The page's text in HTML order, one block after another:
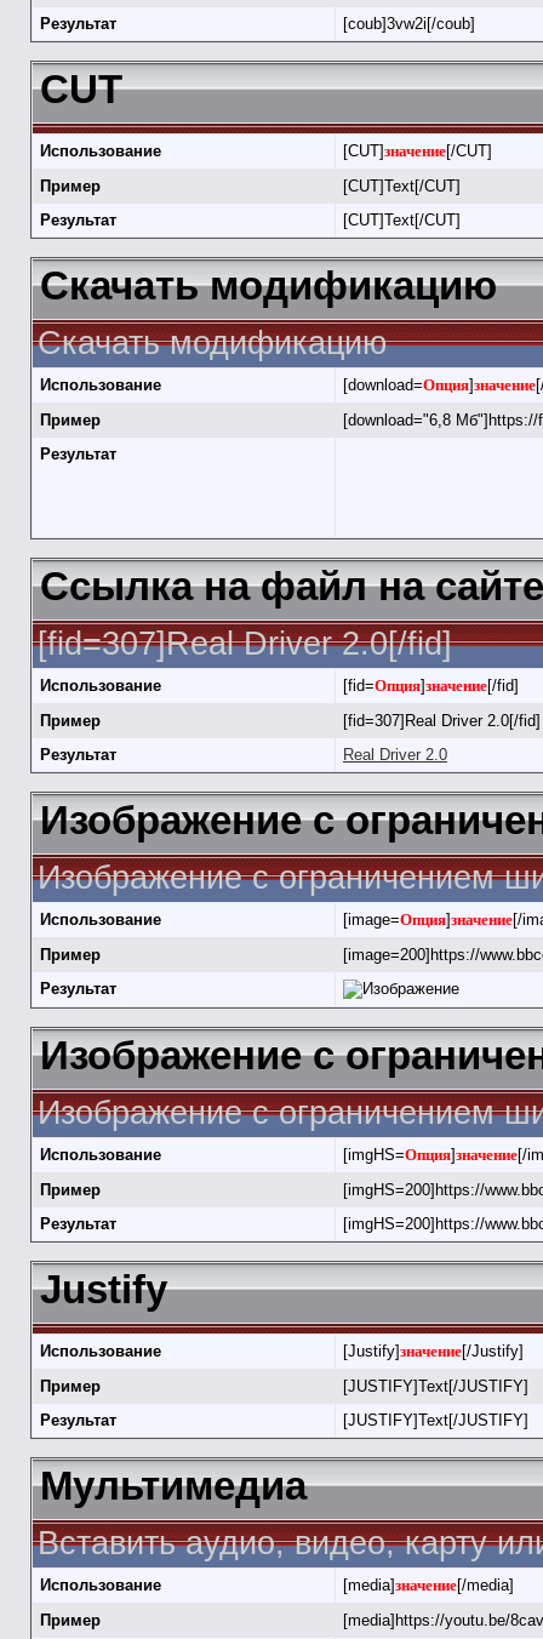
Результат
[coub]3vw2i[/coub]
CUT
Использование [CUT]значение[/CUT]
Пример
[CUT]Text[/CUT]
Результат
[CUT]Text[/CUT]
Скачать модификацию
Скачать модификацию
Использование [download=Опция]значение
Пример
[download="6,8 Мб"]https://
Результат
Ссылка на файл на сайте
[fid=307]Real Driver 2.0[/fid]
Использование [fid=Опция]значение[/fid]
Пример
[fid=307]Real Driver 2.0[/fid]
Результат
Real Driver 2.0
Изображение с
Изображение с ограничением
Использование [image=Опция]значение[/
Пример
[image=200]https://
Результат
Изображение с
Изображение с ограничением
Использование [imgHS=Опция]значение[/
Пример
[imgHS=200]https://
Результат
[imgHS=200]https://
Justify
Использование [Justify]значение[/Justify]
Пример
[JUSTIFY]Text[/JUSTIFY]
Результат
[JUSTIFY]Text[/JUSTIFY]
Мультимедиа
Вставить аудио, видео, карту
Использование [media]значение[/media]
Пример
[media]https://youtu.be/